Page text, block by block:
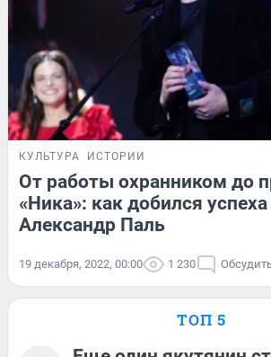
КУЛЬТУРА ИСТОРИИ
От работы охранником до
«Ника»: как добился успеха
Александр Паль
19 декабря, 2022, 00:00 1 230
ТОП 5